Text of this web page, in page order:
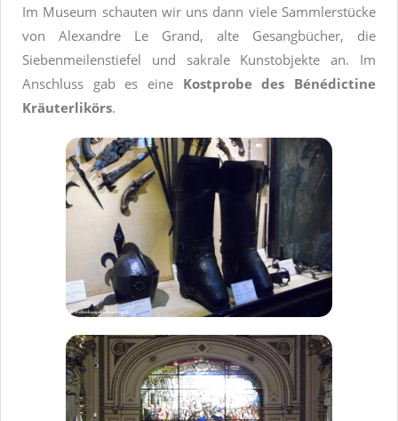
Im Museum schauten wir uns dann viele Sammlerstücke
von Alexandre Le Grand, alte Gesangbücher, die
Siebenmeilenstiefel und sakrale Kunstobjekte an. Im
Anschluss gab es eine Kostprobe des Bénédictine
Kräuterlikörs.